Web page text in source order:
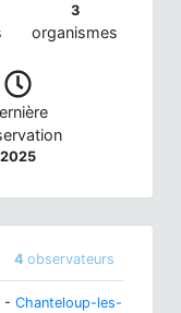
3
organismes
2025
4 observateurs
- Chanteloup-les-